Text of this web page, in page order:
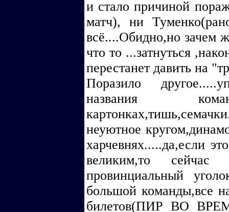
и стало причиной
матч), ни
всё....Обидно,но зачем
что то ...затнуться
перестанет давить на
Поразило
названия
неуютное
харчевнях.....да,если
великим,то
провинциальный
большой команды,все
билетов(ПИР ВО